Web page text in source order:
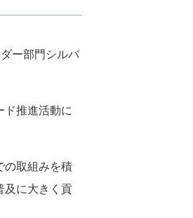
ー部門シルバ
ド推進活動に
の取組みを積
及に大きく貢